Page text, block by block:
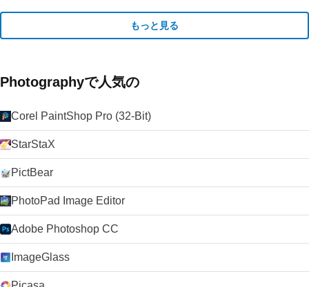
もっと見る
Photographyで人気の
Corel PaintShop Pro (32-Bit)
StarStaX
PictBear
PhotoPad Image Editor
Adobe Photoshop CC
ImageGlass